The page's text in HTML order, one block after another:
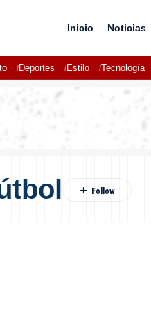
Inicio Noticias
Deportes Estilo Tecnología